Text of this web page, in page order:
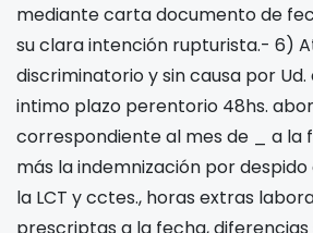
mediante carta documento de
su clara intención rupturista.- 6)
discriminatorio y sin causa por
intimo plazo perentorio 48hs.
correspondiente al mes de _ a la
más la indemnización por
la LCT y cctes., horas extras